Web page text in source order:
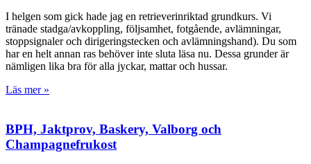
I helgen som gick hade jag en retrieverinriktad grundkurs. Vi
tränade stadga/avkoppling, följsamhet, fotgående, avlämningar,
stoppsignaler och dirigeringstecken och avlämningshand). Du som
har en helt annan ras behöver inte sluta läsa nu. Dessa grunder är
nämligen lika bra för alla jyckar, mattar och hussar.
Läs mer »
BPH, Jaktprov, Baskery, Valborg och
Champagnefrukost